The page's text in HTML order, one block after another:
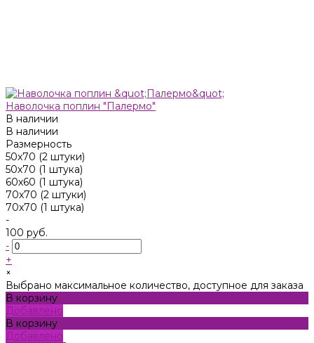
Наволочка поплин "Палермо"
В наличии
В наличии
Размерность
50x70 (2 штуки)
50х70 (1 штука)
60х60 (1 штука)
70x70 (2 штуки)
70х70 (1 штука)
-
100 руб.
-
+
×
Выбрано максимальное количество, доступное для заказа
В корзину
Добавлено
В корзину
Добавлено